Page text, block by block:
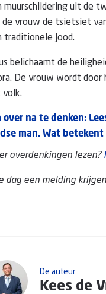
muurschildering uit de
de vrouw de tsietsiet
traditionele Jood.
belichaamt de
De vrouw wordt
volk.
over na te denken:
man. Wat
overdenkingen lezen?
dag een melding
De auteur
Kees de